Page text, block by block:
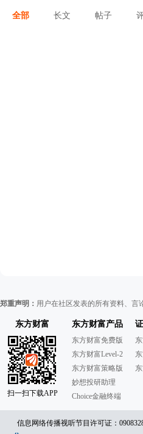
全部 长文 帖子
郑重声明： 用户在社区发表的所有资料、言
东方财富
扫一扫下载APP
东方财富产品
东方财富免费版
东方财富Level-2
东方财富策略版
妙想投研助理
Choice金融终端
信息网络传播视听节目许可证：